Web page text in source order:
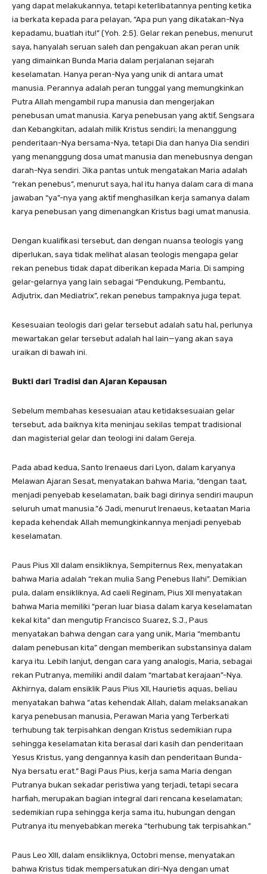
yang dapat melakukannya, tetapi keterlibatannya penting ketika
ia berkata kepada para pelayan, “Apa pun yang dikatakan-Nya
kepadamu, buatlah itu!” (Yoh. 2:5). Gelar rekan penebus, menurut
saya, hanyalah seruan saleh dan pengakuan akan peran unik
yang dimainkan Bunda Maria dalam perjalanan sejarah
keselamatan. Hanya peran-Nya yang unik di antara umat
manusia. Perannya adalah peran tunggal yang memungkinkan
Putra Allah mengambil rupa manusia dan mengerjakan
penebusan umat manusia. Karya penebusan yang aktif, Sengsara
dan Kebangkitan, adalah milik Kristus sendiri; Ia menanggung
penderitaan-Nya bersama-Nya, tetapi Dia dan hanya Dia sendiri
yang menanggung dosa umat manusia dan menebusnya dengan
darah-Nya sendiri. Jika pantas untuk mengatakan Maria adalah
“rekan penebus”, menurut saya, hal itu hanya dalam cara di mana
jawaban “ya”-nya yang aktif menghasilkan kerja samanya dalam
karya penebusan yang dimenangkan Kristus bagi umat manusia.
Dengan kualifikasi tersebut, dan dengan nuansa teologis yang
diperlukan, saya tidak melihat alasan teologis mengapa gelar
rekan penebus tidak dapat diberikan kepada Maria. Di samping
gelar-gelarnya yang lain sebagai “Pendukung, Pembantu,
Adjutrix, dan Mediatrix”, rekan penebus tampaknya juga tepat.
Kesesuaian teologis dari gelar tersebut adalah satu hal, perlunya
mewartakan gelar tersebut adalah hal lain—yang akan saya
uraikan di bawah ini.
Bukti dari Tradisi dan Ajaran Kepausan
Sebelum membahas kesesuaian atau ketidaksesuaian gelar
tersebut, ada baiknya kita meninjau sekilas tempat tradisional
dan magisterial gelar dan teologi ini dalam Gereja.
Pada abad kedua, Santo Irenaeus dari Lyon, dalam karyanya
Melawan Ajaran Sesat, menyatakan bahwa Maria, “dengan taat,
menjadi penyebab keselamatan, baik bagi dirinya sendiri maupun
seluruh umat manusia.”6 Jadi, menurut Irenaeus, ketaatan Maria
kepada kehendak Allah memungkinkannya menjadi penyebab
keselamatan.
Paus Pius XII dalam ensikliknya, Sempiternus Rex, menyatakan
bahwa Maria adalah “rekan mulia Sang Penebus Ilahi”. Demikian
pula, dalam ensikliknya, Ad caeli Reginam, Pius XII menyatakan
bahwa Maria memiliki “peran luar biasa dalam karya keselamatan
kekal kita” dan mengutip Francisco Suarez, S.J., Paus
menyatakan bahwa dengan cara yang unik, Maria “membantu
dalam penebusan kita” dengan memberikan substansinya dalam
karya itu. Lebih lanjut, dengan cara yang analogis, Maria, sebagai
rekan Putranya, memiliki andil dalam “martabat kerajaan”-Nya.
Akhirnya, dalam ensiklik Paus Pius XII, Haurietis aquas, beliau
menyatakan bahwa “atas kehendak Allah, dalam melaksanakan
karya penebusan manusia, Perawan Maria yang Terberkati
terhubung tak terpisahkan dengan Kristus sedemikian rupa
sehingga keselamatan kita berasal dari kasih dan penderitaan
Yesus Kristus, yang dengannya kasih dan penderitaan Bunda-
Nya bersatu erat.” Bagi Paus Pius, kerja sama Maria dengan
Putranya bukan sekadar peristiwa yang terjadi, tetapi secara
harfiah, merupakan bagian integral dari rencana keselamatan;
sedemikian rupa sehingga kerja sama itu, hubungan dengan
Putranya itu menyebabkan mereka “terhubung tak terpisahkan.”
Paus Leo XIII, dalam ensikliknya, Octobri mense, menyatakan
bahwa Kristus tidak mempersatukan diri-Nya dengan umat